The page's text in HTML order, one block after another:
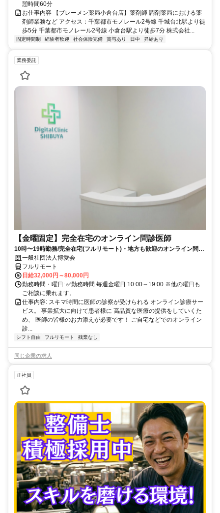
憩時間60分
お仕事内容 【ブレーメン薬局小倉台店】薬剤師 調剤薬局における薬
剤師業務など アクセス：千葉都市モノレール2号線 千城台北駅より徒
歩5分 千葉都市モノレール2号線 小倉台駅より徒歩7分 株式会社...
固定時間制 経験者歓迎 社会保険完備 賞与あり 日中 昇給あり
業務委託
【金曜固定】完全在宅のオンライン問診医師
10時〜19時勤務/完全在宅(フルリモート)・地方も歓迎のオンライン問診
業務一般社団法人博愛会
フルリモート
日給32,000円～80,000円
勤務時間・曜日: ✅勤務時間 毎週金曜日 10:00～19:00 ※他の曜日も
ご相談に乗れます。
仕事内容: スキマ時間に医師の診察が受けられる オンライン診療サー
ビス。 事業拡大に向けて患者様に 高品質な医療の提供をしていくた
め、 医師の皆様のお力添えが必要です！ ご自宅などでのオンライン
診...
シフト自由 フルリモート 残業なし
同じ企業の求人
正社員